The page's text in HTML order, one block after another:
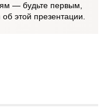
— будьте первым,
этой презентации.